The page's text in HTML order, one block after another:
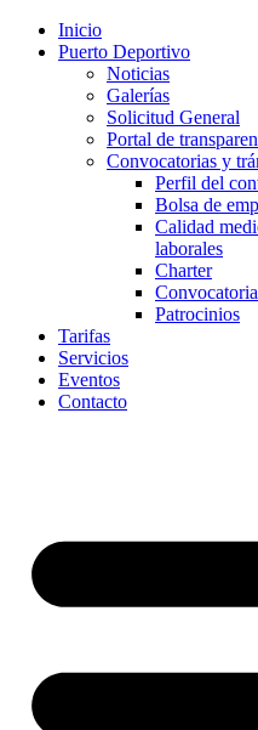
Inicio
Puerto Deportivo
Noticias
Galerías
Solicitud General
Portal de
Convocatorias y
Perfil del
Bolsa de
Calidad
laborales
Charter
Patrocinios
Tarifas
Servicios
Eventos
Contacto